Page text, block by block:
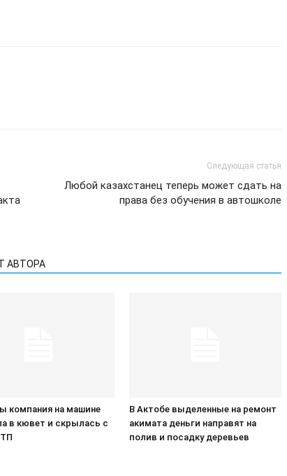
Следующая статья
Любой казахстанец теперь может сдать на
права без обучения в автошколе
АВТОРА
компания на машине
в кювет и скрылась с
В Актобе выделенные на ремонт
акимата деньги направят на
полив и посадку деревьев